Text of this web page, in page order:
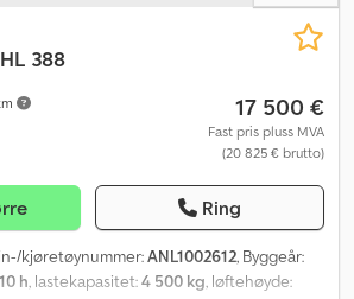
388
17 500 €
Fast pris pluss MVA
(20 825 € brutto)
Ring
kjøretøynummer:ANL1002612, Byggeår:
h, lastekapasitet:4 500 kg, løftehøyde: